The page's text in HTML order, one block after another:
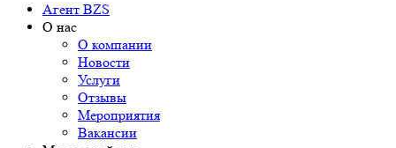
Агент BZS
О нас
О компании
Новости
Услуги
Отзывы
Мероприятия
Вакансии